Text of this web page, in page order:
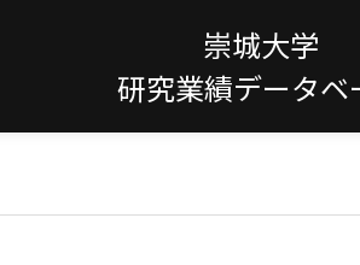
崇城大学
研究業績データベ